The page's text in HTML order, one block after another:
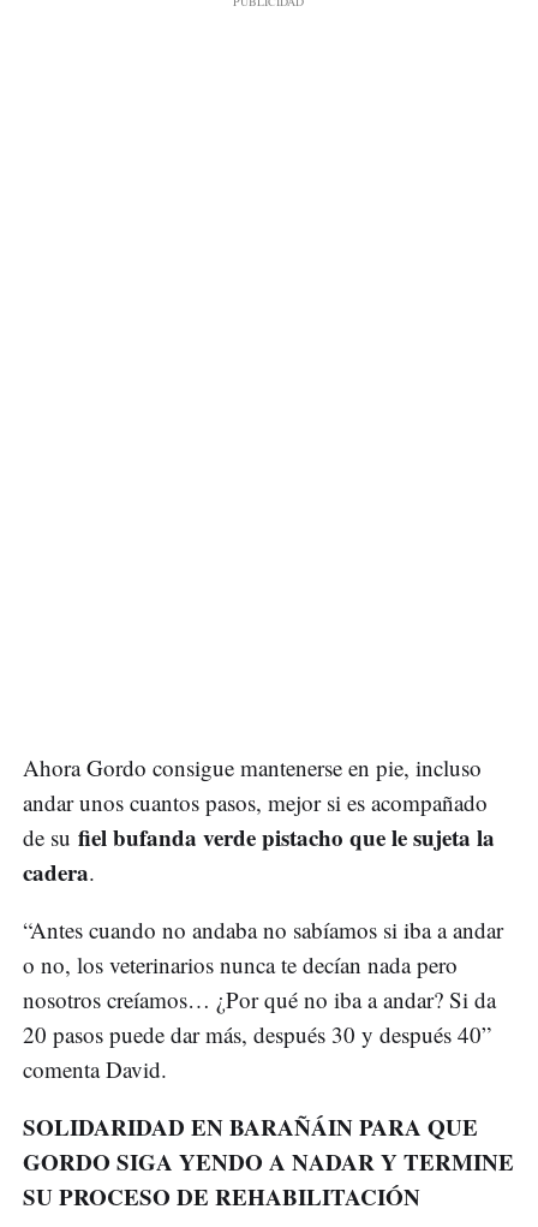
Ahora Gordo consigue mantenerse en pie, incluso
andar unos cuantos pasos, mejor si es acompañado
de su fiel bufanda verde pistacho que le sujeta la
cadera.
“Antes cuando no andaba no sabíamos si iba a andar
o no, los veterinarios nunca te decían nada pero
nosotros creíamos… ¿Por qué no iba a andar? Si da
20 pasos puede dar más, después 30 y después 40”
comenta David.
SOLIDARIDAD EN BARAÑÁIN PARA QUE
GORDO SIGA YENDO A NADAR Y TERMINE
SU PROCESO DE REHABILITACIÓN